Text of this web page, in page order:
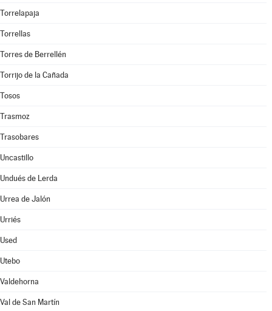
Torrelapaja
Torrellas
Torres de Berrellén
Torrijo de la Cañada
Tosos
Trasmoz
Trasobares
Uncastillo
Undués de Lerda
Urrea de Jalón
Urriés
Used
Utebo
Valdehorna
Val de San Martín